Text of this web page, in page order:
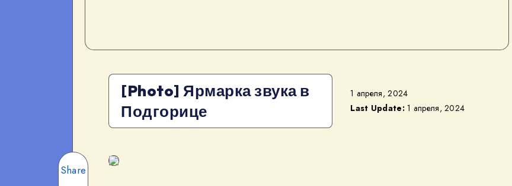
[Photo] Ярмарка звука в
Подгорице
1 апреля, 2024
Last Update:1 апреля, 2024
Share